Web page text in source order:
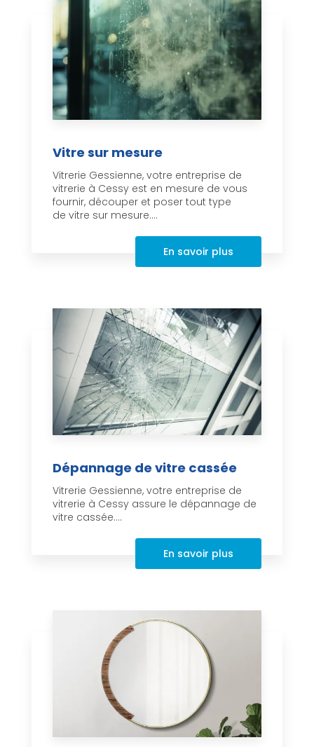
Vitre sur mesure
Vitrerie Gessienne, votre entreprise de
vitrerie à Cessy est en mesure de vous
fournir, découper et poser tout type
de vitre sur mesure....
En savoir plus
Dépannage de vitre cassée
Vitrerie Gessienne, votre entreprise de
vitrerie à Cessy assure le dépannage de
vitre cassée....
En savoir plus